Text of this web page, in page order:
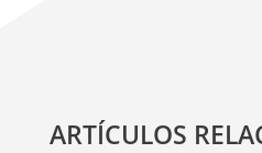
ARTÍCULOS